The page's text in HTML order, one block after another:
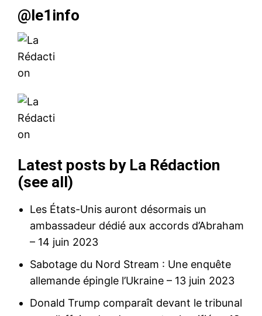
@le1info
Latest posts by La Rédaction
(see all)
Les États-Unis auront désormais un
ambassadeur dédié aux accords d’Abraham
– 14 juin 2023
Sabotage du Nord Stream : Une enquête
allemande épingle l’Ukraine – 13 juin 2023
Donald Trump comparaît devant le tribunal